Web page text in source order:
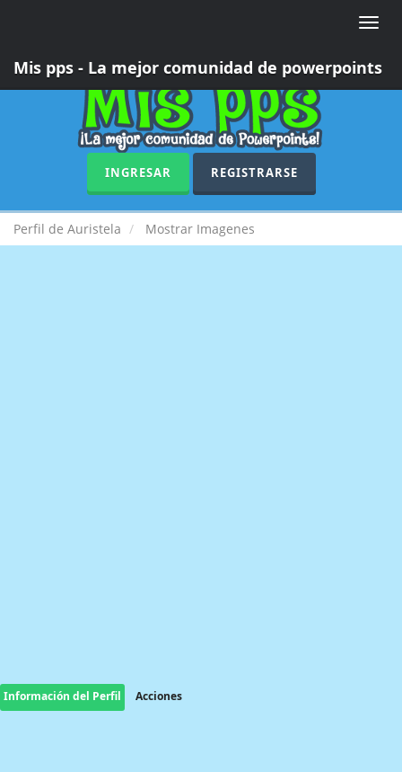
Toggle
Mis pps - La mejor comunidad de powerpoints
INGRESAR REGISTRARSE
Perfil de Auristela Mostrar Imagenes
Información del Perfil Acciones